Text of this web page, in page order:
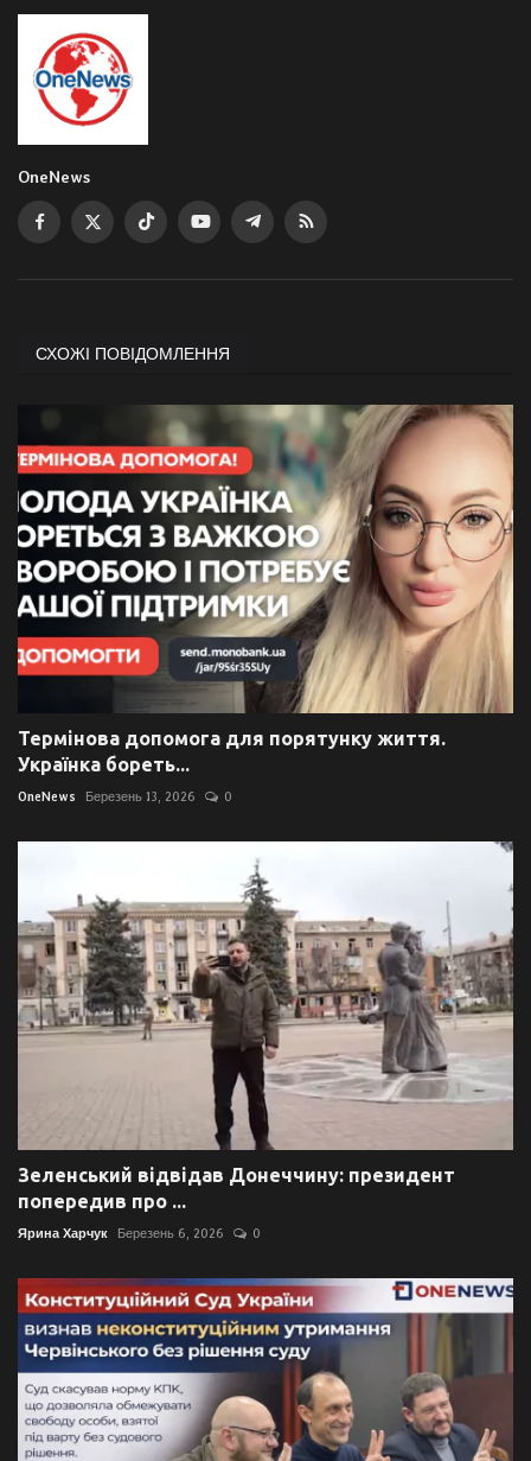
OneNews
СХОЖІ ПОВІДОМЛЕННЯ
Термінова допомога для порятунку життя.
Українка бореть...
OneNews Березень 13, 2026 0
Зеленський відвідав Донеччину: президент
попередив про ...
Ярина Харчук Березень 6, 2026 0